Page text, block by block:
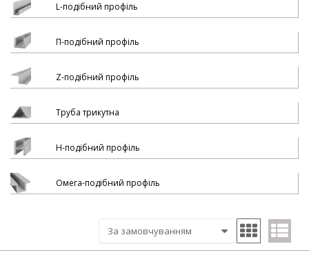
L-подібний профіль
П-подібний профіль
Z-подібний профіль
Труба трикутна
H-подібний профіль
Омега-подібний профіль